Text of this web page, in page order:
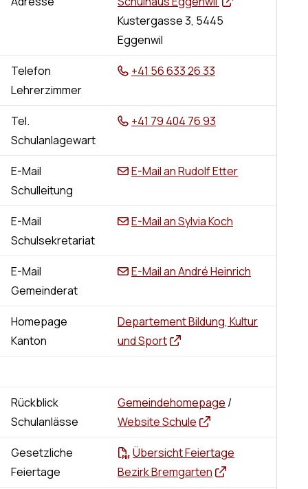
Kustergasse 3, 5445
Eggenwil
Telefon
Lehrerzimmer
+41 56 633 26 33
Tel.
Schulanlagewart
+41 79 404 76 93
E-Mail
Schulleitung
E-Mail an Rudolf Etter
E-Mail
Schulsekretariat
E-Mail an Sylvia Koch
E-Mail
Gemeinderat
E-Mail an André Heinrich
Homepage
Kanton
Departement Bildung, Kultur
und Sport
Rückblick
Schulanlässe
Gemeindehomepage /
Website Schule
Gesetzliche
Feiertage
Übersicht Feiertage
Bezirk Bremgarten